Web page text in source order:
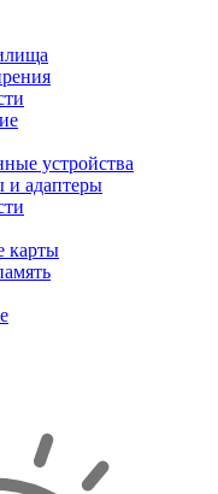
устройства
и адаптеры
карты